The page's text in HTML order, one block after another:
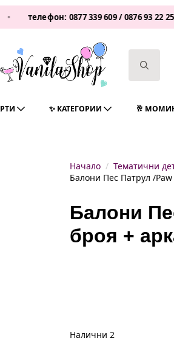
телефон:0877 339 609/0876 93 22 25 •
✨ КАТЕГОРИИ 🥂
Начало
Тематични
Балони Пес Патрул /
Балони
броя +
Налични 2